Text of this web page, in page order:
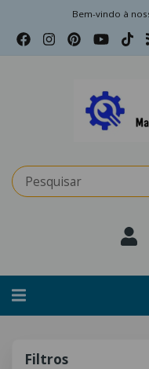
Bem-vindo à
Alternar
Filtros